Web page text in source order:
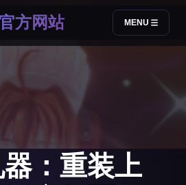
方网站 MENU
器：重装上